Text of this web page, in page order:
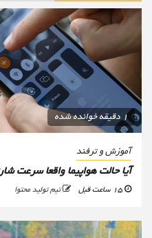
1 دقیقه خوانده شده
آموزش و ترفند
آیا حالت هواپیما واقعا سرعت
تیم تولید محتوا